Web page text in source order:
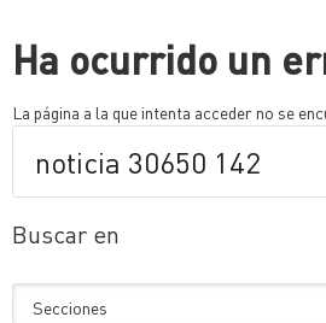
Ha ocurrido un
La página a la que intenta acceder no se
Buscar en